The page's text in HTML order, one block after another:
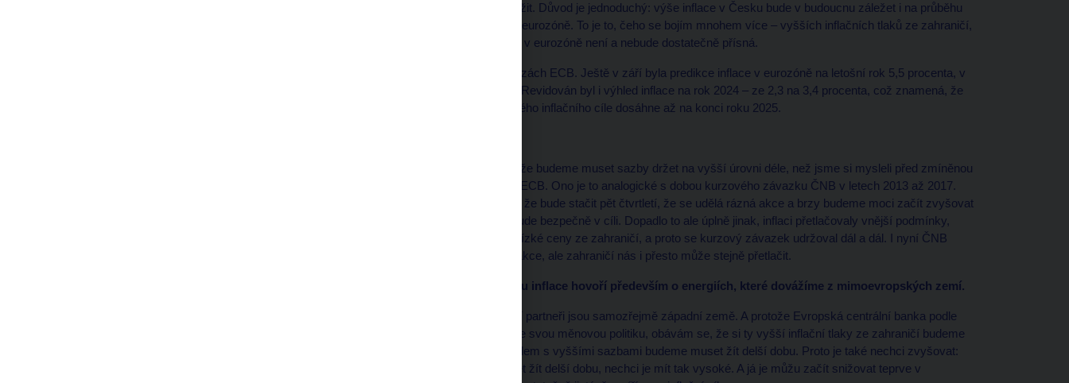
budeme moci sazby snížit. Důvod je jednoduchý: výše inflace v Česku bude v budoucnu záležet i na průběhu
dezinflačního procesu v eurozóně. To je to, čeho se bojím mnohem více – vyšších inflačních tlaků ze zahraničí,
toho, že měnová politika v eurozóně není a nebude dostatečně přísná.
Ukazuje se to i v prognózách ECB. Ještě v září byla predikce inflace v eurozóně na letošní rok 5,5 procenta, v
prosinci ji zvýšili na 6,3. Revidován byl i výhled inflace na rok 2024 – ze 2,3 na 3,4 procenta, což znamená, že
ECB počítá s tím, že svého inflačního cíle dosáhne až na konci roku 2025.
Ano. A já se bojím toho, že budeme muset sazby držet na vyšší úrovni déle, než jsme si mysleli před zmíněnou
revidovanou prognózou ECB. Ono je to analogické s dobou kurzového závazku ČNB v letech 2013 až 2017.
Tehdy se komunikovalo, že bude stačit pět čtvrtletí, že se udělá rázná akce a brzy budeme moci začít zvyšovat
sazby, protože inflace bude bezpečně v cíli. Dopadlo to ale úplně jinak, inflaci přetlačovaly vnější podmínky,
dováželi jsme de facto nízké ceny ze zahraničí, a proto se kurzový závazek udržoval dál a dál. I nyní ČNB
může dělat velmi tvrdé akce, ale zahraničí nás i přesto může stejně přetlačit.
Nyní se však při dovozu inflace hovoří především o energiích, které dovážíme z mimoevropských zemí.
Ano, ale hlavní obchodní partneři jsou samozřejmě západní země. A protože Evropská centrální banka podle
mě nedostatečně utahuje svou měnovou politiku, obávám se, že si ty vyšší inflační tlaky ze zahraničí budeme
odtud dovážet, a tím pádem s vyššími sazbami budeme muset žít delší dobu. Proto je také nechci zvyšovat:
pokud s nimi budu muset žít delší dobu, nechci je mít tak vysoké. A já je můžu začít snižovat teprve v